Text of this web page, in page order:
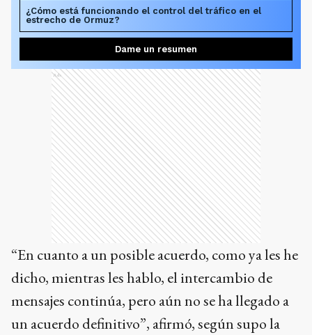
¿Cómo está funcionando el control del tráfico en el
estrecho de Ormuz?
Dame un resumen
Ads
“En cuanto a un posible acuerdo, como ya les he
dicho, mientras les hablo, el intercambio de
mensajes continúa, pero aún no se ha llegado a
un acuerdo definitivo”, afirmó, según supo la